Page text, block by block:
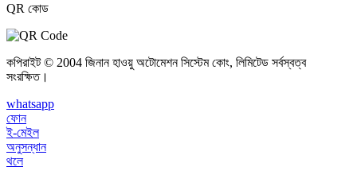
QR কোড
কপিরাইট © 2004 জিনান হাওয়ু অটোমেশন সিস্টেম কোং, লিমিটেড সর্বস্বত্ব
সংরক্ষিত।
whatsapp
ফোন
ই-মেইল
অনুসন্ধান
থলে